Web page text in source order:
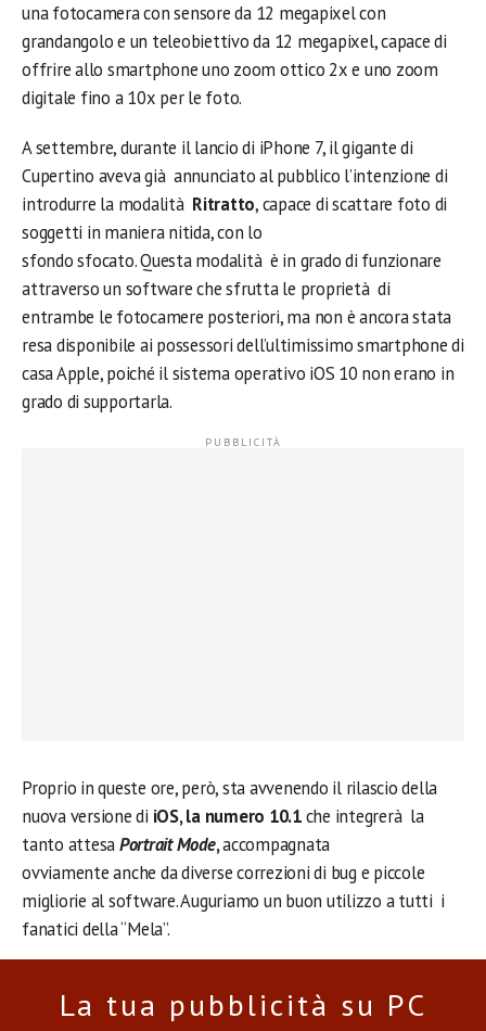
una fotocamera con sensore da 12 megapixel con
grandangolo e un teleobiettivo da 12 megapixel, capace di
offrire allo smartphone uno zoom ottico 2x e uno zoom
digitale fino a 10x per le foto.
A settembre, durante il lancio di iPhone 7, il gigante di
Cupertino aveva già annunciato al pubblico l’intenzione di
introdurre la modalità Ritratto, capace di scattare foto di
soggetti in maniera nitida, con lo
sfondo sfocato. Questa modalità è in grado di funzionare
attraverso un software che sfrutta le proprietà di
entrambe le fotocamere posteriori, ma non è ancora stata
resa disponibile ai possessori dell’ultimissimo smartphone di
casa Apple, poiché il sistema operativo iOS 10 non erano in
grado di supportarla.
Proprio in queste ore, però, sta avvenendo il rilascio della
nuova versione di iOS, la numero 10.1che integrerà la
tanto attesaPortrait Mode,accompagnata
ovviamente anche da diverse correzioni di bug e piccole
migliorie al software. Auguriamo un buon utilizzo a tutti i
fanatici della “Mela”.
La tua pubblicità su PC